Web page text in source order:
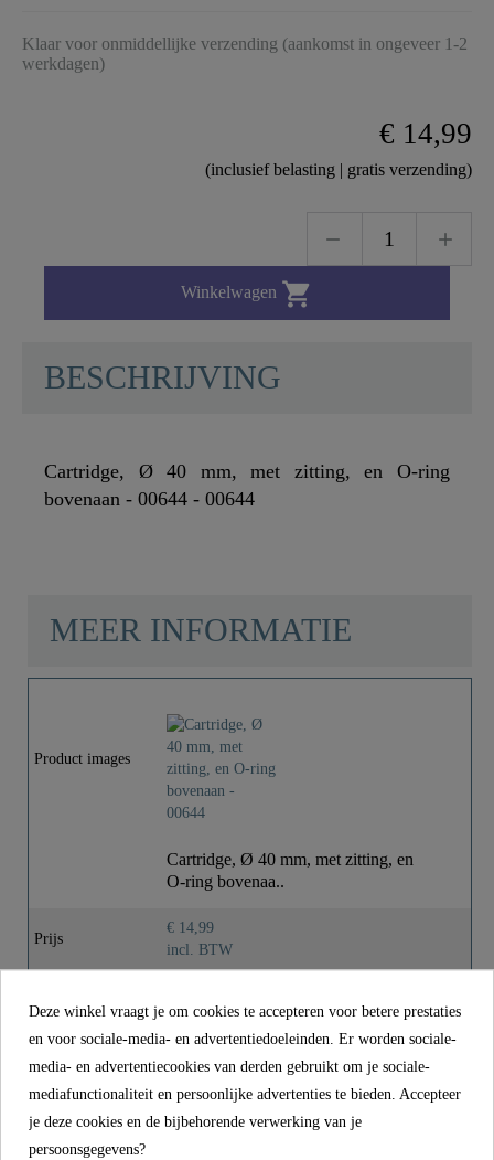
Klaar voor onmiddellijke verzending (aankomst in ongeveer 1-2
werkdagen)
€ 14,99
(inclusief belasting | gratis verzending)
Winkelwagen 
BESCHRIJVING
Cartridge, Ø 40 mm, met zitting, en O-ring
bovenaan - 00644 - 00644
Gewicht
MEER INFORMATIE
Product images
Cartridge, Ø 40 mm, met zitting, en
O-ring bovenaa..
Prijs
€ 14,99
incl. BTW
Gewicht 0,0 kg
CONTACT
Deze winkel vraagt je om cookies te accepteren voor betere prestaties
en voor sociale-media- en advertentiedoeleinden. Er worden sociale-
media- en advertentiecookies van derden gebruikt om je sociale-
mediafunctionaliteit en persoonlijke advertenties te bieden. Accepteer
je deze cookies en de bijbehorende verwerking van je
persoonsgegevens?